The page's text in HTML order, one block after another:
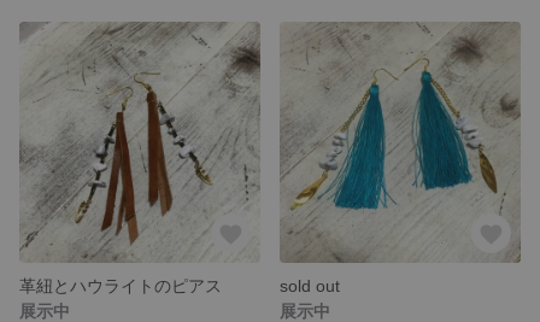
革紐とハウライトのピアス
展示中
sold out
展示中